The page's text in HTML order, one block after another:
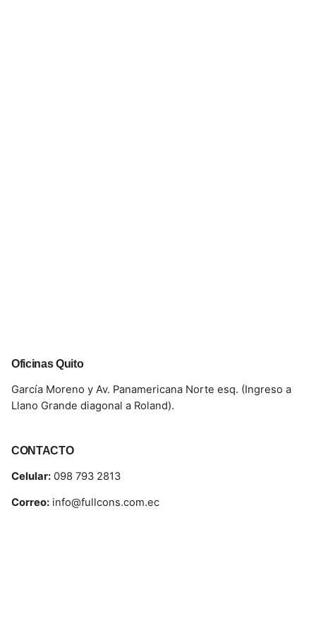
Oficinas Quito
García Moreno y Av. Panamericana Norte esq. (Ingreso a
Llano Grande diagonal a Roland).
CONTACTO
Celular: 098 793 2813
Correo: info@fullcons.com.ec